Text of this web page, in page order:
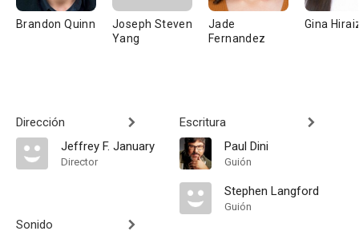
Brandon Quinn
Joseph Steven
Yang
Jade
Fernandez
Gina
Dirección
Jeffrey F. January
Director
Sonido
Escritura
Paul Dini
Guión
Stephen Langford
Guión